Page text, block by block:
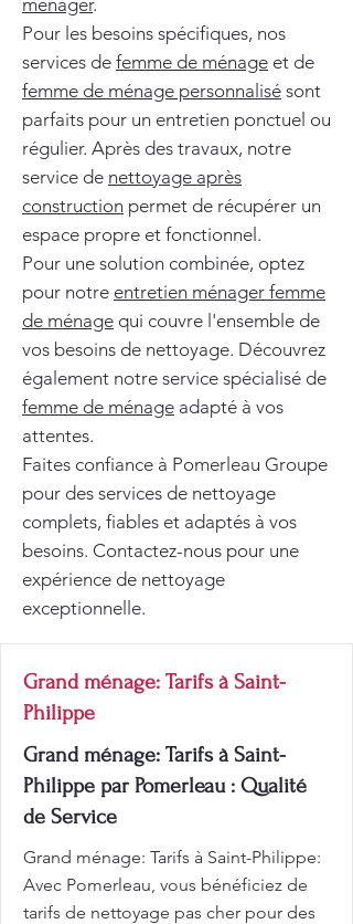
ménager.
Pour les besoins spécifiques, nos
services de femme de ménage et de
femme de ménage personnalisé sont
parfaits pour un entretien ponctuel ou
régulier. Après des travaux, notre
service de nettoyage après
construction permet de récupérer un
espace propre et fonctionnel.
Pour une solution combinée, optez
pour notre entretien ménager femme
de ménage qui couvre l'ensemble de
vos besoins de nettoyage. Découvrez
également notre service spécialisé de
femme de ménage adapté à vos
attentes.
Faites confiance à Pomerleau Groupe
pour des services de nettoyage
complets, fiables et adaptés à vos
besoins. Contactez-nous pour une
expérience de nettoyage
exceptionnelle.
Grand ménage: Tarifs à Saint-
Philippe
Grand ménage: Tarifs à Saint-
Philippe par Pomerleau : Qualité
de Service
Grand ménage: Tarifs à Saint-Philippe:
Avec Pomerleau, vous bénéficiez de
tarifs de nettoyage pas cher pour des